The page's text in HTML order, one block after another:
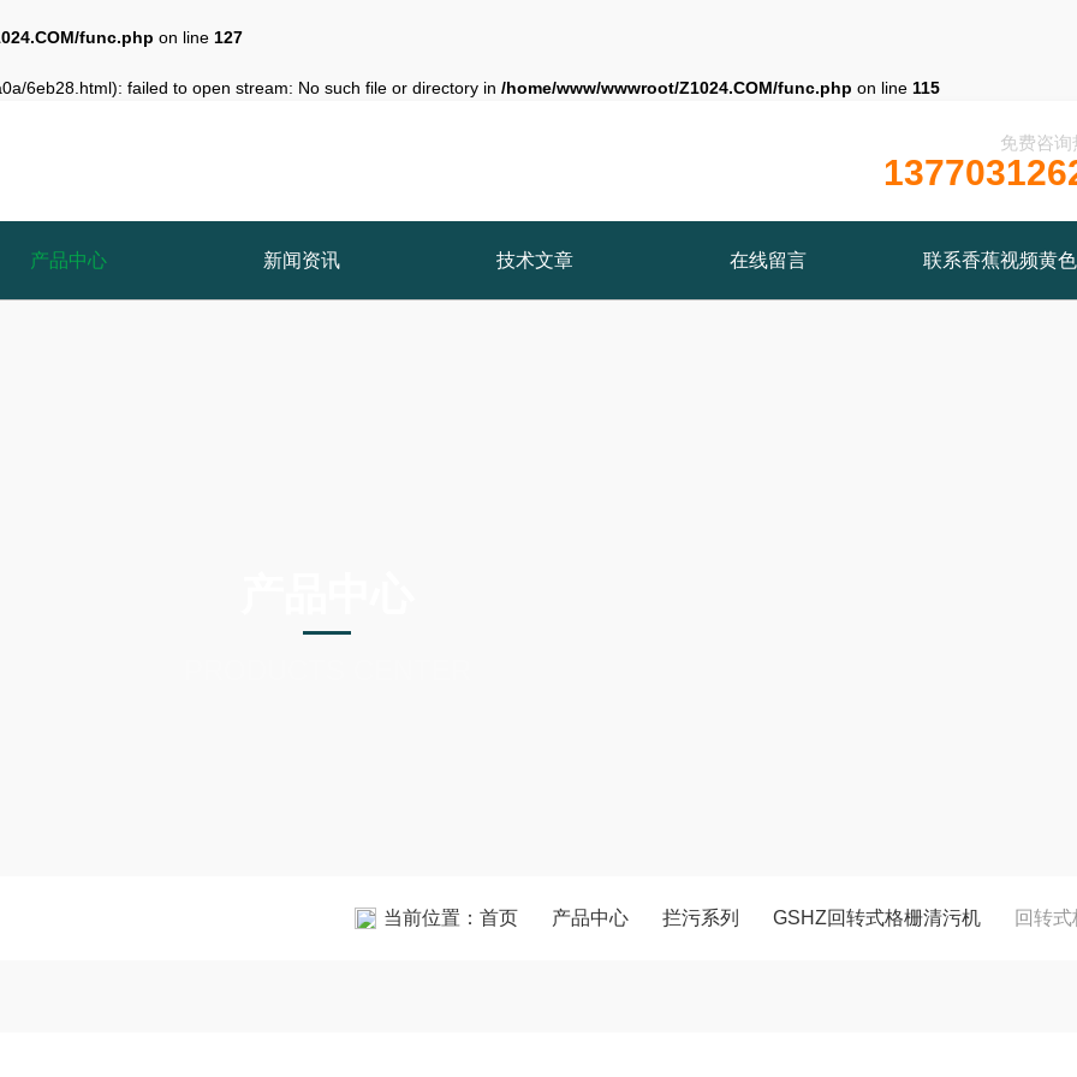
func.php on line 127
6eb28.html): failed to open stream: No such file or directory in /home/www/wwwroot/Z1024.COM/func.php on line 115
免费咨询
产品中心 新闻资讯 技术文章 在线留言 联系香蕉视频黄色
当前位置： 首页 产品中心 拦污系列 GSHZ回转式格栅清污机 回转